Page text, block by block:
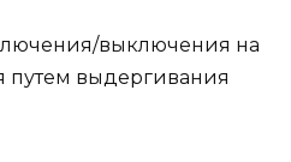
выключения на
путем выдергивания